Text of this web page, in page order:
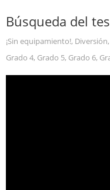
Búsqueda del
¡Sin equipamiento!, Diversión,
Grado 4, Grado 5, Grado 6,